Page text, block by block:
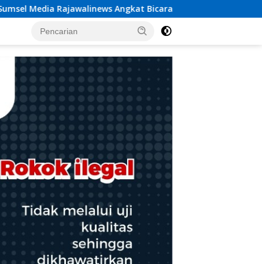
Angkat Bicara Dugaan Penggelapan Dana Desa Rp 84